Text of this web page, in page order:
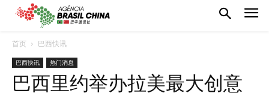
首页 巴西快讯
巴西快讯 热门消息
巴西里约举办拉美最大创意